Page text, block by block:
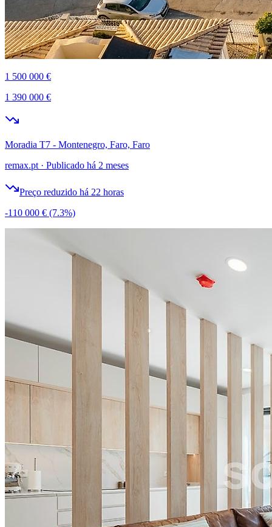
1 500 000 €
1 390 000 €
Moradia T7 - Montenegro, Faro, Faro
remax.pt · Publicado há 2 meses
Preço reduzido há 22 horas
-110 000 € (7.3%)